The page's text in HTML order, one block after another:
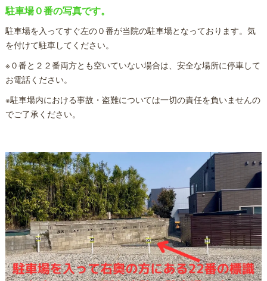
駐車場０番の写真です。
駐車場を入ってすぐ左の０番が当院の駐車場となっております。気
を付けて駐車してください。
※０番と２２番両方とも空いていない場合は、安全な場所に停車して
お電話ください。
※駐車場内における事故・盗難については一切の責任を負いませんの
でご了承ください。